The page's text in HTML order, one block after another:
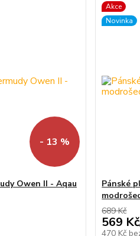
- 13 %
Owen II - Aqau
Akce
Novinka
Pánské
689 Kč
569 Kč
470 Kč